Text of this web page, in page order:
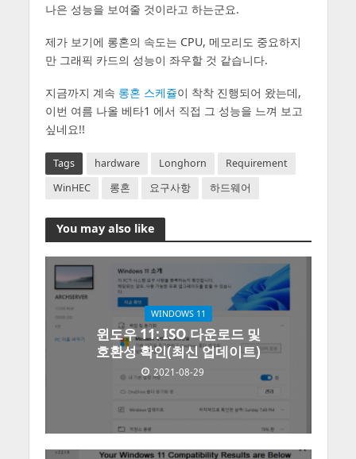
나은 성능을 보여줄 것이라고 하는군요.
제가 보기에 롱혼의 속도는 CPU, 메모리도 중요하지
만 그래픽 카드의 성능이 좌우할 것 같습니다.
지금까지 계속 롱혼 스케쥴이 착착 진행되어 왔는데,
이번 여름 나올 베타1 에서 직접 그 성능을 느껴 보고
싶네요!!
Tags hardware Longhorn
Requirement
WinHEC
롱혼 요구사항 하드웨어
You may also like
WINDOWS 11
윈도우 11: ISO 다운로드 및
호환성 확인(최신 업데이트)
2021-08-29